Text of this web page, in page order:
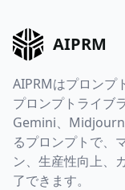
AIPRM
AIPRMはプロンプ
プロンプトライブ
Gemini、
るプロンプトで、
ン、生産性向上、
了できます。